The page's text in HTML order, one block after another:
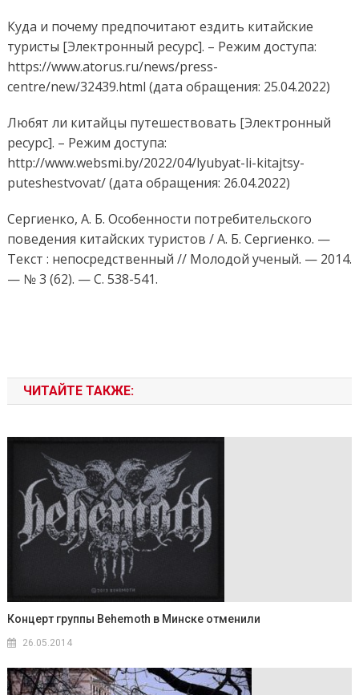
Куда и почему предпочитают ездить китайские
туристы [Электронный ресурс]. – Режим доступа:
https://www.atorus.ru/news/press-
centre/new/32439.html (дата обращения: 25.04.2022)
Любят ли китайцы путешествовать [Электронный
ресурс]. – Режим доступа:
http://www.websmi.by/2022/04/lyubyat-li-kitajtsy-
puteshestvovat/ (дата обращения: 26.04.2022)
Сергиенко, А. Б. Особенности потребительского
поведения китайских туристов / А. Б. Сергиенко. —
Текст : непосредственный // Молодой ученый. — 2014.
— № 3 (62). — С. 538-541.
ЧИТАЙТЕ ТАКЖЕ:
Концерт группы Behemoth в Минске отменили
26.05.2014